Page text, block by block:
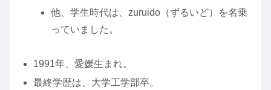
他、学生時代は、zuruido（ずるいど）を名乗
っていました。
1991年、愛媛生まれ。
最終学歴は、大学工学部卒。